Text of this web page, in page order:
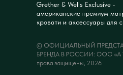
Grether & Wells Exclusive -
американские премиум
кровати и аксессуары для
© ОФИЦИАЛЬНЫЙ
БРЕНДА В РОССИИ: ООО «А
права защищены, 2026